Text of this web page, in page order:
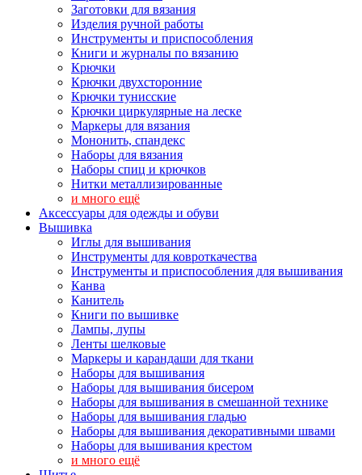
Заготовки для вязания
Изделия ручной работы
Инструменты и приспособления
Книги и журналы по вязанию
Крючки
Крючки двухсторонние
Крючки тунисские
Крючки циркулярные на леске
Маркеры для вязания
Мононить, спандекс
Наборы для вязания
Наборы спиц и крючков
Нитки металлизированные
и много ещё
Аксессуары для одежды и обуви
Вышивка
Иглы для вышивания
Инструменты для ковроткачества
Инструменты и приспособления для вышивания
Канва
Канитель
Книги по вышивке
Лампы, лупы
Ленты шелковые
Маркеры и карандаши для ткани
Наборы для вышивания
Наборы для вышивания бисером
Наборы для вышивания в смешанной технике
Наборы для вышивания гладью
Наборы для вышивания декоративными швами
Наборы для вышивания крестом
и много ещё